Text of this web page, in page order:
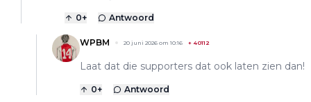
0+ Antwoord
WPBM 20 juni 2026 om 10:16 + 40112
Laat dat die supporters dat ook laten zien dan!
0+ Antwoord